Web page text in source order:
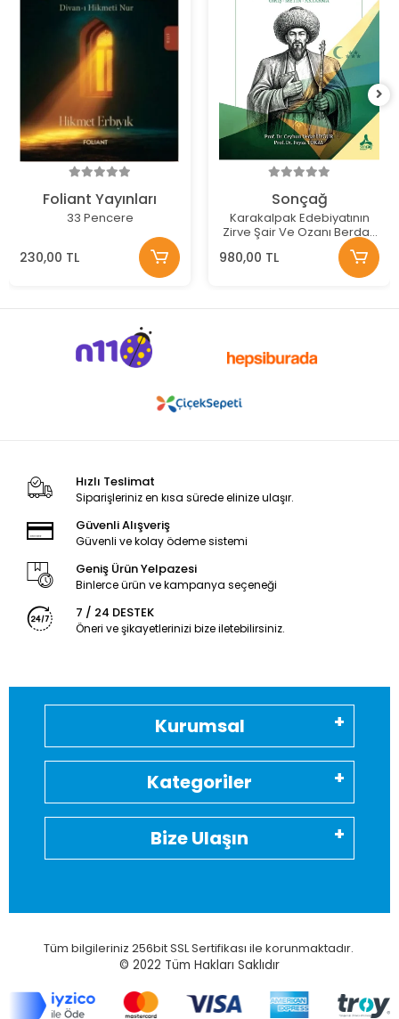
Foliant Yayınları
33 Pencere
230,00 TL
Sonçağ
Karakalpak Edebiyatının
Zirve Şair Ve Ozanı Berdak
980,00 TL
Hızlı Teslimat
Siparişleriniz en kısa sürede elinize ulaşır.
Güvenli Alışveriş
Güvenli ve kolay ödeme sistemi
Geniş Ürün Yelpazesi
Binlerce ürün ve kampanya seçeneği
7 / 24 DESTEK
Öneri ve şikayetlerinizi bize iletebilirsiniz.
Kurumsal
Kategoriler
Bize Ulaşın
Tüm bilgileriniz 256bit SSL Sertifikası ile korunmaktadır.
© 2022 Tüm Hakları Saklıdır